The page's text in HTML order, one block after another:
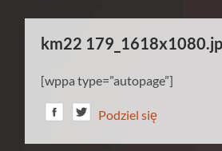
km22
[wppa type=”autopage”]
Podziel się